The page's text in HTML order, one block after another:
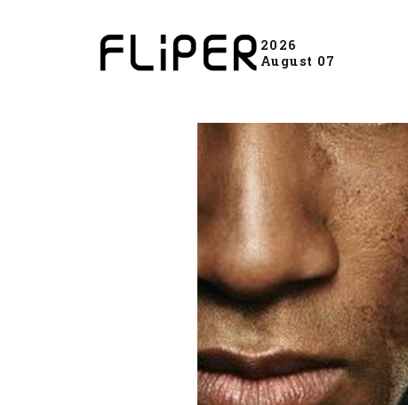
2026
August 07